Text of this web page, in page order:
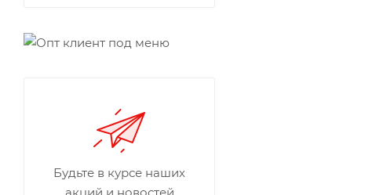
Будьте в курсе наших